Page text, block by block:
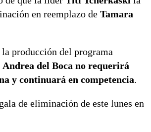
en reemplazo de Tamara
la producción del programa
Andrea del Boca no requerirá
y continuará en competencia.
de eliminación de este lunes en